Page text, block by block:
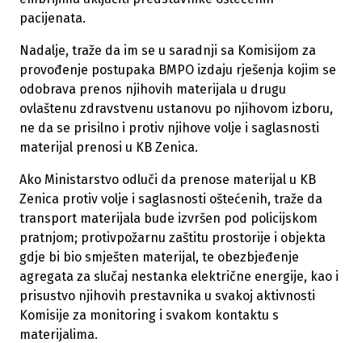
pacijenata.
Nadalje, traže da im se u saradnji sa Komisijom za
provođenje postupaka BMPO izdaju rješenja kojim se
odobrava prenos njihovih materijala u drugu
ovlaštenu zdravstvenu ustanovu po njihovom izboru,
ne da se prisilno i protiv njihove volje i saglasnosti
materijal prenosi u KB Zenica.
Ako Ministarstvo odluči da prenose materijal u KB
Zenica protiv volje i saglasnosti oštećenih, traže da
transport materijala bude izvršen pod policijskom
pratnjom; protivpožarnu zaštitu prostorije i objekta
gdje bi bio smješten materijal, te obezbjeđenje
agregata za slučaj nestanka električne energije, kao i
prisustvo njihovih prestavnika u svakoj aktivnosti
Komisije za monitoring i svakom kontaktu s
materijalima.